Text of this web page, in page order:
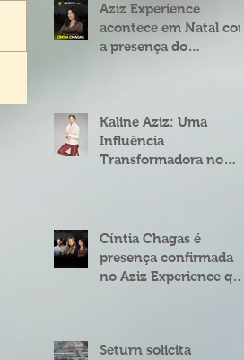
Aziz Experience
acontece em Natal com
a presença do
Kaline Aziz: Uma
Influência
Transformadora no
Cíntia Chagas é
presença confirmada
no Aziz Experience que
Seturn solicita